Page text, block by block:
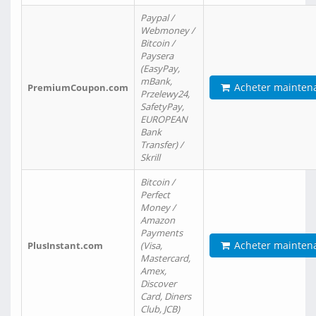
PremiumCoupon.com
Paypal /
Webmoney /
Bitcoin /
Paysera
(EasyPay,
mBank,
Przelewy24,
SafetyPay,
EUROPEAN
Bank
Transfer) /
Skrill
Acheter
PlusInstant.com
Bitcoin /
Perfect
Money /
Amazon
Payments
(Visa,
Mastercard,
Amex,
Discover
Card, Diners
Club, JCB)
Acheter